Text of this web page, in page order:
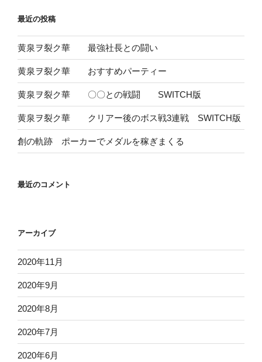
最近の投稿
黄泉ヲ裂ク華 最強社長との闘い
黄泉ヲ裂ク華 おすすめパーティー
黄泉ヲ裂ク華 〇〇との戦闘 SWITCH版
黄泉ヲ裂ク華 クリアー後のボス戦3連戦 SWITCH版
創の軌跡 ポーカーでメダルを稼ぎまくる
最近のコメント
アーカイブ
2020年11月
2020年9月
2020年8月
2020年7月
2020年6月